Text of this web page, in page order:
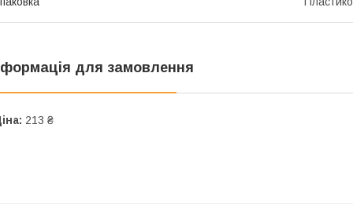
для замовлення
213 ₴